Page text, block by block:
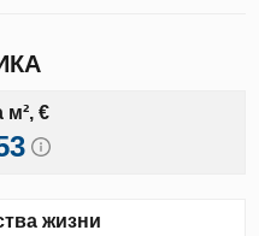
м², €
жизни